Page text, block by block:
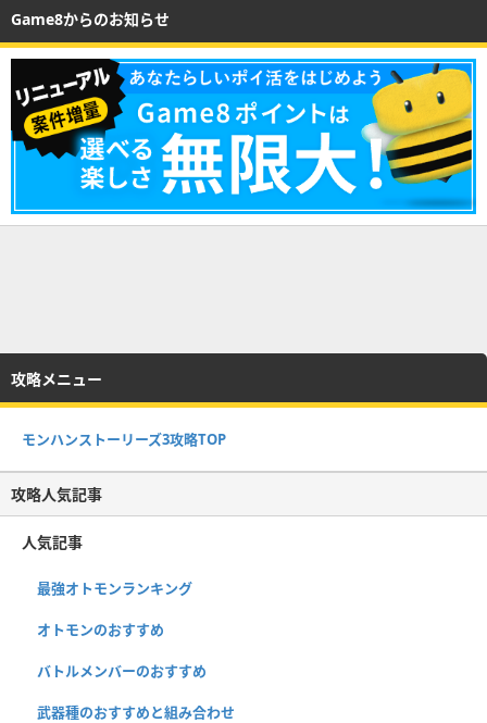
Game8からのお知らせ
攻略メニュー
モンハンストーリーズ3攻略TOP
攻略人気記事
人気記事
最強オトモンランキング
オトモンのおすすめ
バトルメンバーのおすすめ
武器種のおすすめと組み合わせ